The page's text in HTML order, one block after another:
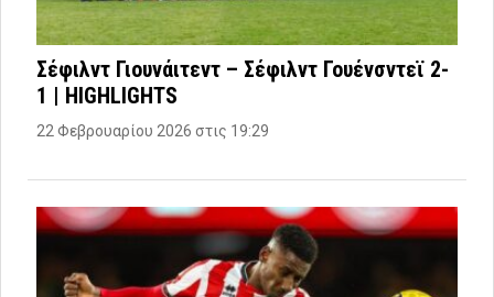
Σέφιλντ Γιουνάιτεντ – Σέφιλντ Γουένσντεϊ 2-
1 | HIGHLIGHTS
22 Φεβρουαρίου 2026 στις 19:29